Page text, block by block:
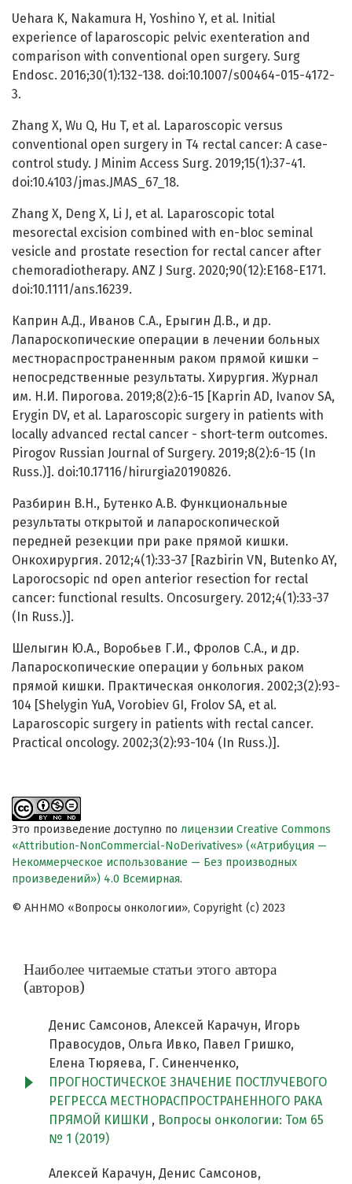
Uehara K, Nakamura H, Yoshino Y, et al. Initial
experience of laparoscopic pelvic exenteration and
comparison with conventional open surgery. Surg
Endosc. 2016;30(1):132-138. doi:10.1007/s00464-015-4172-
3.
Zhang X, Wu Q, Hu T, et al. Laparoscopic versus
conventional open surgery in T4 rectal cancer: A case-
control study. J Minim Access Surg. 2019;15(1):37-41.
doi:10.4103/jmas.JMAS_67_18.
Zhang X, Deng X, Li J, et al. Laparoscopic total
mesorectal excision combined with en-bloc seminal
vesicle and prostate resection for rectal cancer after
chemoradiotherapy. ANZ J Surg. 2020;90(12):E168-E171.
doi:10.1111/ans.16239.
Каприн А.Д., Иванов С.А., Ерыгин Д.В., и др.
Лапароскопические операции в лечении больных
местнораспространенным раком прямой кишки –
непосредственные результаты. Хирургия. Журнал
им. Н.И. Пирогова. 2019;8(2):6-15 [Kaprin AD, Ivanov SA,
Erygin DV, et al. Laparoscopic surgery in patients with
locally advanced rectal cancer - short-term outcomes.
Pirogov Russian Journal of Surgery. 2019;8(2):6-15 (In
Russ.)]. doi:10.17116/hirurgia20190826.
Разбирин В.Н., Бутенко А.В. Функциональные
результаты открытой и лапароскопической
передней резекции при раке прямой кишки.
Онкохирургия. 2012;4(1):33-37 [Razbirin VN, Butenko AY,
Laporocsopic nd open anterior resection for rectal
cancer: functional results. Oncosurgery. 2012;4(1):33-37
(In Russ.)].
Шелыгин Ю.А., Воробьев Г.И., Фролов С.А., и др.
Лапароскопические операции у больных раком
прямой кишки. Практическая онкология. 2002;3(2):93-
104 [Shelygin YuA, Vorobiev GI, Frolov SA, et al.
Laparoscopic surgery in patients with rectal cancer.
Practical oncology. 2002;3(2):93-104 (In Russ.)].
Это произведение доступно по лицензии Creative Commons
«Attribution-NonCommercial-NoDerivatives» («Атрибуция —
Некоммерческое использование — Без производных
произведений») 4.0 Всемирная.
© АННМО «Вопросы онкологии», Copyright (c) 2023
Наиболее читаемые статьи этого автора
(авторов)
Денис Самсонов, Алексей Карачун, Игорь
Правосудов, Ольга Ивко, Павел Гришко,
Елена Тюряева, Г. Синенченко,
ПРОГНОСТИЧЕСКОЕ ЗНАЧЕНИЕ ПОСТЛУЧЕВОГО
РЕГРЕССА МЕСТНОРАСПРОСТРАНЕННОГО РАКА
ПРЯМОЙ КИШКИ , Вопросы онкологии: Том 65
№ 1 (2019)
Алексей Карачун, Денис Самсонов,